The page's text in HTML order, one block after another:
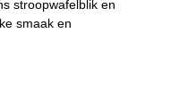
stroopwafelblik en
smaak en